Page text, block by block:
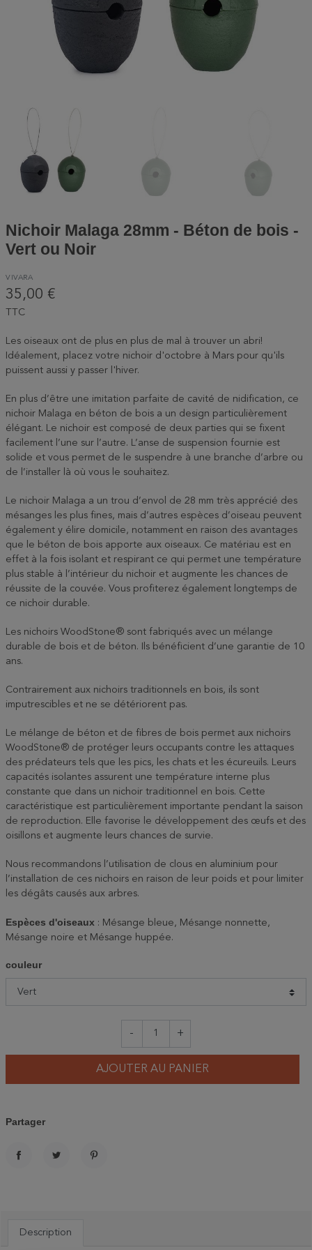
Nichoir Malaga 28mm - Béton de bois -
Vert ou Noir
VIVARA
35,00 €
TTC
Les oiseaux ont de plus en plus de mal à trouver un abri!
Idéalement, placez votre nichoir d'octobre à Mars pour qu'ils
puissent aussi y passer l'hiver.
En plus d’être une imitation parfaite de cavité de nidification, ce
nichoir Malaga en béton de bois a un design particulièrement
élégant. Le nichoir est composé de deux parties qui se fixent
facilement l’une sur l’autre. L’anse de suspension fournie est
solide et vous permet de le suspendre à une branche d’arbre ou
de l’installer là où vous le souhaitez.
Le nichoir Malaga a un trou d’envol de 28 mm très apprécié des
mésanges les plus fines, mais d’autres espèces d’oiseau peuvent
également y élire domicile, notamment en raison des avantages
que le béton de bois apporte aux oiseaux. Ce matériau est en
effet à la fois isolant et respirant ce qui permet une température
plus stable à l’intérieur du nichoir et augmente les chances de
réussite de la couvée. Vous profiterez également longtemps de
ce nichoir durable.
Les nichoirs WoodStone® sont fabriqués avec un mélange
durable de bois et de béton. Ils bénéficient d’une garantie de 10
ans.
Contrairement aux nichoirs traditionnels en bois, ils sont
imputrescibles et ne se détériorent pas.
Le mélange de béton et de fibres de bois permet aux nichoirs
WoodStone® de protéger leurs occupants contre les attaques
des prédateurs tels que les pics, les chats et les écureuils. Leurs
capacités isolantes assurent une température interne plus
constante que dans un nichoir traditionnel en bois. Cette
caractéristique est particulièrement importante pendant la saison
de reproduction. Elle favorise le développement des œufs et des
oisillons et augmente leurs chances de survie.
Nous recommandons l’utilisation de clous en aluminium pour
l’installation de ces nichoirs en raison de leur poids et pour limiter
les dégâts causés aux arbres.
Espèces d'oiseaux : Mésange bleue, Mésange nonnette,
Mésange noire et Mésange huppée.
couleur
- +
AJOUTER AU PANIER
Partager
Description